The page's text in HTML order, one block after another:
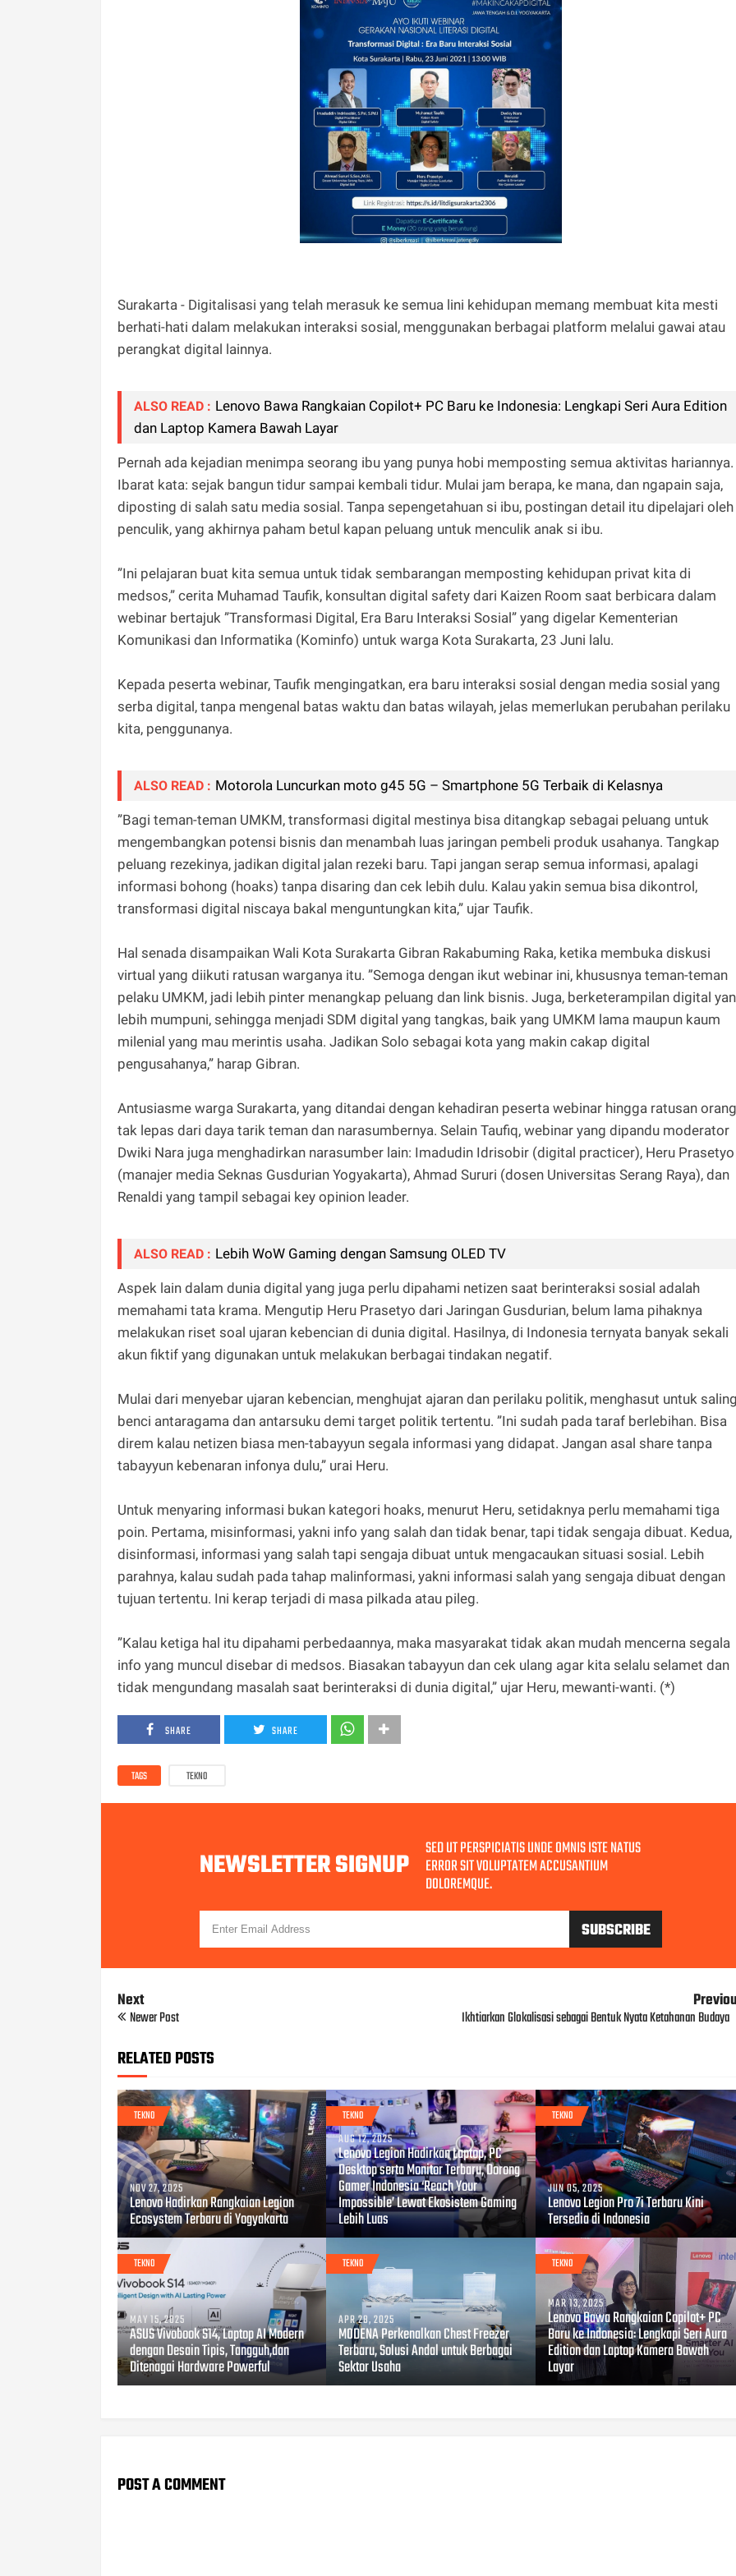
Surakarta - Digitalisasi yang telah merasuk ke semua lini kehidupan memang membuat kita mesti
berhati-hati dalam melakukan interaksi sosial, menggunakan berbagai platform melalui gawai atau
perangkat digital lainnya.
ALSO READ : Lenovo Bawa Rangkaian Copilot+ PC Baru ke Indonesia: Lengkapi Seri Aura Edition
dan Laptop Kamera Bawah Layar
Pernah ada kejadian menimpa seorang ibu yang punya hobi memposting semua aktivitas hariannya.
Ibarat kata: sejak bangun tidur sampai kembali tidur. Mulai jam berapa, ke mana, dan ngapain saja,
diposting di salah satu media sosial. Tanpa sepengetahuan si ibu, postingan detail itu dipelajari oleh
penculik, yang akhirnya paham betul kapan peluang untuk menculik anak si ibu.
”Ini pelajaran buat kita semua untuk tidak sembarangan memposting kehidupan privat kita di
medsos,” cerita Muhamad Taufik, konsultan digital safety dari Kaizen Room saat berbicara dalam
webinar bertajuk ”Transformasi Digital, Era Baru Interaksi Sosial” yang digelar Kementerian
Komunikasi dan Informatika (Kominfo) untuk warga Kota Surakarta, 23 Juni lalu.
Kepada peserta webinar, Taufik mengingatkan, era baru interaksi sosial dengan media sosial yang
serba digital, tanpa mengenal batas waktu dan batas wilayah, jelas memerlukan perubahan perilaku
kita, penggunanya.
ALSO READ : Motorola Luncurkan moto g45 5G – Smartphone 5G Terbaik di Kelasnya
”Bagi teman-teman UMKM, transformasi digital mestinya bisa ditangkap sebagai peluang untuk
mengembangkan potensi bisnis dan menambah luas jaringan pembeli produk usahanya. Tangkap
peluang rezekinya, jadikan digital jalan rezeki baru. Tapi jangan serap semua informasi, apalagi
informasi bohong (hoaks) tanpa disaring dan cek lebih dulu. Kalau yakin semua bisa dikontrol,
transformasi digital niscaya bakal menguntungkan kita,” ujar Taufik.
Hal senada disampaikan Wali Kota Surakarta Gibran Rakabuming Raka, ketika membuka diskusi
virtual yang diikuti ratusan warganya itu. ”Semoga dengan ikut webinar ini, khususnya teman-teman
pelaku UMKM, jadi lebih pinter menangkap peluang dan link bisnis. Juga, berketerampilan digital
lebih mumpuni, sehingga menjadi SDM digital yang tangkas, baik yang UMKM lama maupun kaum
milenial yang mau merintis usaha. Jadikan Solo sebagai kota yang makin cakap digital
pengusahanya,” harap Gibran.
Antusiasme warga Surakarta, yang ditandai dengan kehadiran peserta webinar hingga ratusan
tak lepas dari daya tarik teman dan narasumbernya. Selain Taufiq, webinar yang dipandu moderator
Dwiki Nara juga menghadirkan narasumber lain: Imadudin Idrisobir (digital practicer), Heru Prasetyo
(manajer media Seknas Gusdurian Yogyakarta), Ahmad Sururi (dosen Universitas Serang Raya), dan
Renaldi yang tampil sebagai key opinion leader.
ALSO READ : Lebih WoW Gaming dengan Samsung OLED TV
Aspek lain dalam dunia digital yang juga perlu dipahami netizen saat berinteraksi sosial adalah
memahami tata krama. Mengutip Heru Prasetyo dari Jaringan Gusdurian, belum lama pihaknya
melakukan riset soal ujaran kebencian di dunia digital. Hasilnya, di Indonesia ternyata banyak sekali
akun fiktif yang digunakan untuk melakukan berbagai tindakan negatif.
Mulai dari menyebar ujaran kebencian, menghujat ajaran dan perilaku politik, menghasut untuk
benci antaragama dan antarsuku demi target politik tertentu. ”Ini sudah pada taraf berlebihan. Bisa
direm kalau netizen biasa men-tabayyun segala informasi yang didapat. Jangan asal share tanpa
tabayyun kebenaran infonya dulu,” urai Heru.
Untuk menyaring informasi bukan kategori hoaks, menurut Heru, setidaknya perlu memahami tiga
poin. Pertama, misinformasi, yakni info yang salah dan tidak benar, tapi tidak sengaja dibuat. Kedua,
disinformasi, informasi yang salah tapi sengaja dibuat untuk mengacaukan situasi sosial. Lebih
parahnya, kalau sudah pada tahap malinformasi, yakni informasi salah yang sengaja dibuat dengan
tujuan tertentu. Ini kerap terjadi di masa pilkada atau pileg.
”Kalau ketiga hal itu dipahami perbedaannya, maka masyarakat tidak akan mudah mencerna segala
info yang muncul disebar di medsos. Biasakan tabayyun dan cek ulang agar kita selalu selamet dan
tidak mengundang masalah saat berinteraksi di dunia digital,” ujar Heru, mewanti-wanti. (*)
SHARE SHARE
TAGS TEKNO
NEWSLETTER SIGNUP SED UT PERSPICIATIS UNDE OMNIS ISTE NATUS
ERROR SIT VOLUPTATEM ACCUSANTIUM
DOLOREMQUE.
Next
Newer Post Ikhtiarkan Glokalisasi sebagai Bentuk Nyata Ketahanan Budaya
RELATED POSTS
TEKNO
NOV 27, 2025
Lenovo Hadirkan Rangkaian Legion
Ecosystem Terbaru di Yogyakarta
TEKNO
AUG 12, 2025
Lenovo Legion Hadirkan Laptop, PC
Desktop serta Monitor Terbaru, Dorong
Gamer Indonesia ‘Reach Your
Impossible’ Lewat Ekosistem Gaming
Lebih Luas
TEKNO
JUN 05, 2025
Lenovo Legion Pro 7i Terbaru Kini
Tersedia di Indonesia
TEKNO
MAY 15, 2025
ASUS Vivobook S14, Laptop AI Modern
dengan Desain Tipis, Tangguh,dan
Ditenagai Hardware Powerful
TEKNO
APR 28, 2025
MODENA Perkenalkan Chest Freezer
Terbaru, Solusi Andal untuk Berbagai
Sektor Usaha
TEKNO
MAR 13, 2025
Lenovo Bawa Rangkaian Copilot+ PC
Baru ke Indonesia: Lengkapi Seri Aura
Edition dan Laptop Kamera Bawah
Layar
POST A COMMENT